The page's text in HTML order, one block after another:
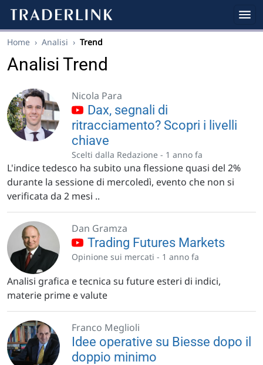
Home › Analisi › Trend
Analisi Trend
Nicola Para
Dax, segnali di
ritracciamento? Scopri i livelli
chiave
Scelti dalla Redazione - 1 anno fa
L'indice tedesco ha subito una flessione quasi del 2%
durante la sessione di mercoledì, evento che non si
verificata da 2 mesi ..
Dan Gramza
Trading Futures Markets
Opinione sui mercati - 1 anno fa
Analisi grafica e tecnica su future esteri di indici,
materie prime e valute
Franco Meglioli
Idee operative su Biesse dopo il
doppio minimo